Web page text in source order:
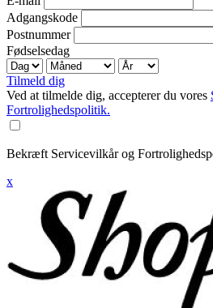
Adgangskode
Postnummer
Fødselsedag
Tilmeld dig
Ved at tilmelde dig, accepterer du vores
Fortrolighedspolitik.
Bekræft Servicevilkår og
x